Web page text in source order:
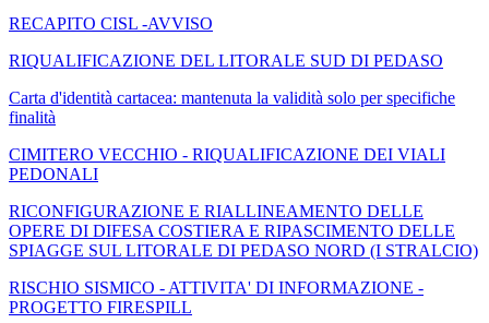
RECAPITO CISL -AVVISO
RIQUALIFICAZIONE DEL LITORALE SUD DI PEDASO
Carta d'identità cartacea: mantenuta la validità solo per specifiche
finalità
CIMITERO VECCHIO - RIQUALIFICAZIONE DEI VIALI
PEDONALI
RICONFIGURAZIONE E RIALLINEAMENTO DELLE
OPERE DI DIFESA COSTIERA E RIPASCIMENTO DELLE
SPIAGGE SUL LITORALE DI PEDASO NORD (I STRALCIO)
RISCHIO SISMICO - ATTIVITA' DI INFORMAZIONE -
PROGETTO FIRESPILL